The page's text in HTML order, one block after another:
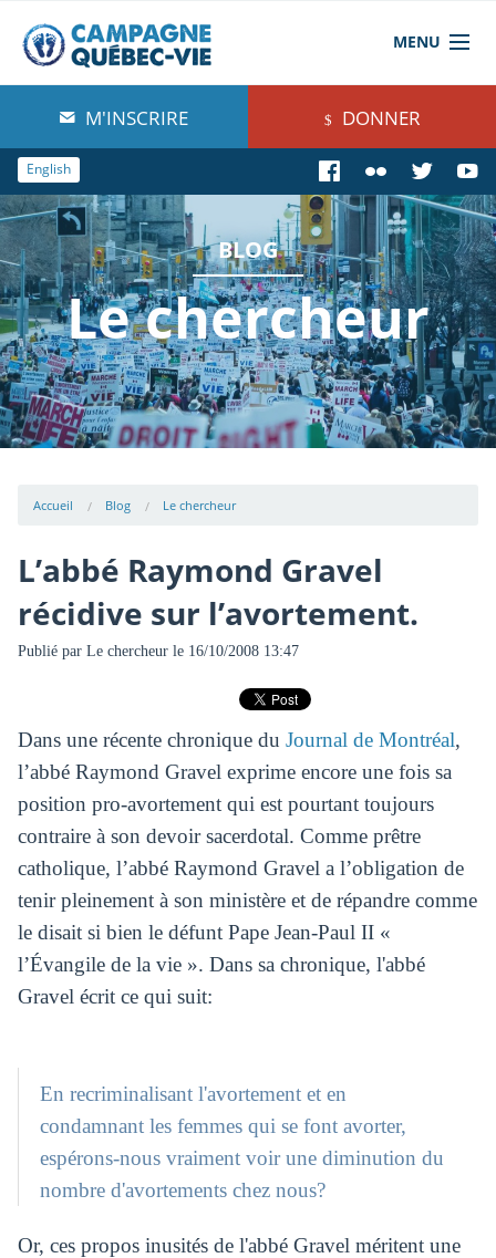
MENU
À propos de nous
Blog
Comprendre
Agir
Boutique
M'INSCRIRE DONNER
English
BLOG
Le chercheur
Accueil Blog Le chercheur
L’abbé Raymond Gravel
récidive sur l’avortement.
Publié par Le chercheurle 16/10/2008 13:47
Dans une récente chronique du Journal de Montréal,
l’abbé Raymond Gravel exprime encore une fois sa
position pro-avortement qui est pourtant toujours
contraire à son devoir sacerdotal. Comme prêtre
catholique, l’abbé Raymond Gravel a l’obligation de
tenir pleinement à son ministère et de répandre comme
le disait si bien le défunt Pape Jean-Paul II «
l’Évangile de la vie ». Dans sa chronique, l'abbé
Gravel écrit ce qui suit:
En recriminalisant l'avortement et en
condamnant les femmes qui se font avorter,
espérons-nous vraiment voir une diminution du
nombre d'avortements chez nous?
Or, ces propos inusités de l'abbé Gravel méritent une